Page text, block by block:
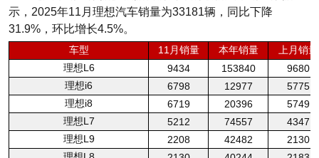
示，2025年11月理想汽车销量为33181辆，同比下降
31.9%，环比增长4.5%。
车型 11月销量 本年销量
上月销量
理想L6
9434 153840
9680
理想i6
6798 12977
5775
理想i8
6719 20396
5749
理想L7
5212 74557
4347
理想L9
2208 42482
2130